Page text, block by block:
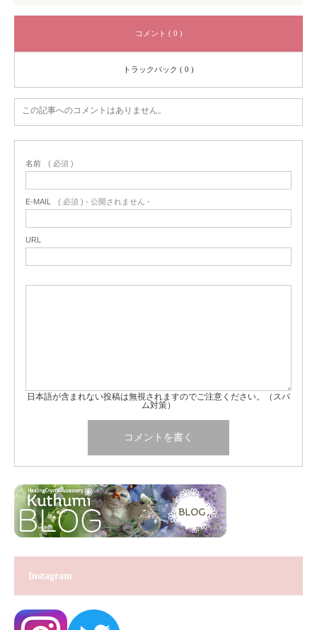
コメント ( 0 )
トラックバック ( 0 )
この記事へのコメントはありません。
名前 ( 必須 )
E-MAIL ( 必須 ) - 公開されません -
URL
日本語が含まれない投稿は無視されますのでご注意ください。（スパ
ム対策）
Instagram